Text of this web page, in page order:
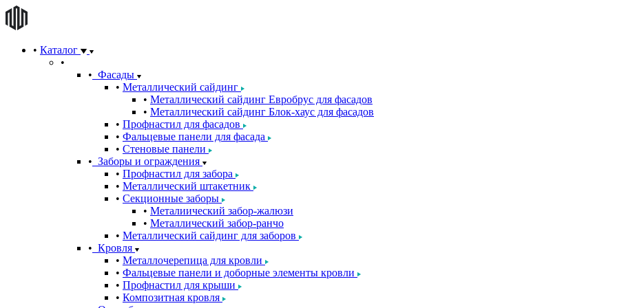
Каталог
Фасады
Металлический сайдинг
Металлический сайдинг Евробрус для фасадов
Металлический сайдинг Блок-хаус для фасадов
Профнастил для фасадов
Фальцевые панели для фасада
Стеновые панели
Заборы и ограждения
Профнастил для забора
Металлический штакетник
Секционные заборы
Металиический забор-жалюзи
Металлический забор-ранчо
Металлический сайдинг для заборов
Кровля
Металлочерепица для кровли
Фальцевые панели и доборные элементы кровли
Профнастил для крыши
Композитная кровля